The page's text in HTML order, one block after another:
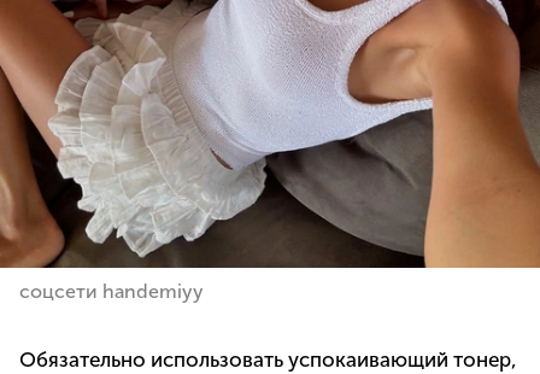
соцсети handemiyy
Обязательно использовать успокаивающий тонер,